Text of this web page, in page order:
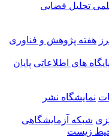
تحلیل فضایی
هفته پژوهش و فناوری
پایگاه های اطلاعاتی پایان
نمایشگاه نشر
شبکه آزمایشگاهی
زیست